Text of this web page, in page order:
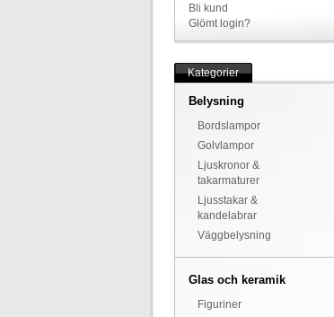
Bli kund
Glömt login?
Kategorier
Belysning
Bordslampor
Golvlampor
Ljuskronor &
takarmaturer
Ljusstakar &
kandelabrar
Väggbelysning
Glas och keramik
Figuriner